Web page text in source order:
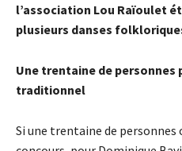
l’association Lou Raïoulet
plusieurs danses
Une trentaine de personnes
traditionnel
Si une trentaine de